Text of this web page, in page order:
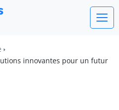
innovantes pour un futur